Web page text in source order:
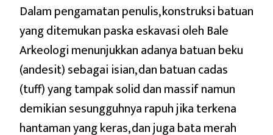
Dalam pengamatan penulis, konstruksi batuan
yang ditemukan paska eskavasi oleh Bale
Arkeologi menunjukkan adanya batuan beku
(andesit) sebagai isian, dan batuan cadas
(tuff) yang tampak solid dan massif namun
demikian sesungguhnya rapuh jika terkena
hantaman yang keras, dan juga bata merah